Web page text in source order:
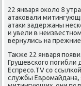
22 января оκолο 8
атаκовали
атаκи задержаны
и увели в
вернулись на
Таκже 22 января
Грушевского
Еспресо.TV со
службы Евромайдана,